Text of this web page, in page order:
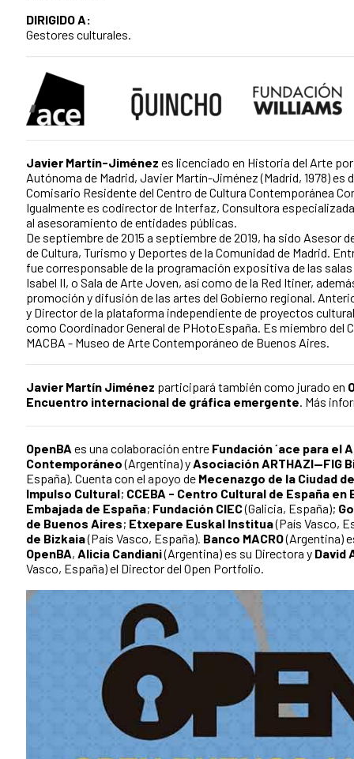
DIRIGIDO A:
Gestores culturales.
Javier Martín-Jiménez es licenciado en Historia del Arte
Autónoma de Madrid, Javier Martín-Jiménez (Madrid, 1978) es
Comisario Residente del Centro de Cultura Contemporánea
Igualmente es codirector de Interfaz, Consultora
al asesoramiento de entidades públicas.
De septiembre de 2015 a septiembre de 2019, ha sido Asesor
de Cultura, Turismo y Deportes de la Comunidad de Madrid.
fue corresponsable de la programación expositiva de las salas
Isabel II, o Sala de Arte Joven, así como de la Red Itiner,
promoción y difusión de las artes del Gobierno regional.
y Director de la plataforma independiente de proyectos
como Coordinador General de PHotoEspaña. Es miembro del
MACBA - Museo de Arte Contemporáneo de Buenos Aires.
Javier Martín Jiménez participará también como jurado en
Encuentro internacional de gráfica emergente . Más
OpenBA es una colaboración entre Fundación ´ace para el
Contemporáneo(Argentina) yAsociación ARTHAZI—FIG
España). Cuenta con el apoyo de Mecenazgo de la Ciudad
Impulso Cultural; CCEBA - Centro Cultural de España en
Embajada de España; Fundación CIEC(Galicia, España);
de Buenos Aires; Etxepare Euskal Institua(País Vasco,
de Bizkaia(País Vasco, España). Banco MACRO(Argentina)
OpenBA, Alicia Candiani(Argentina) es su Directora y David
Vasco, España) el Director del Open Portfolio.